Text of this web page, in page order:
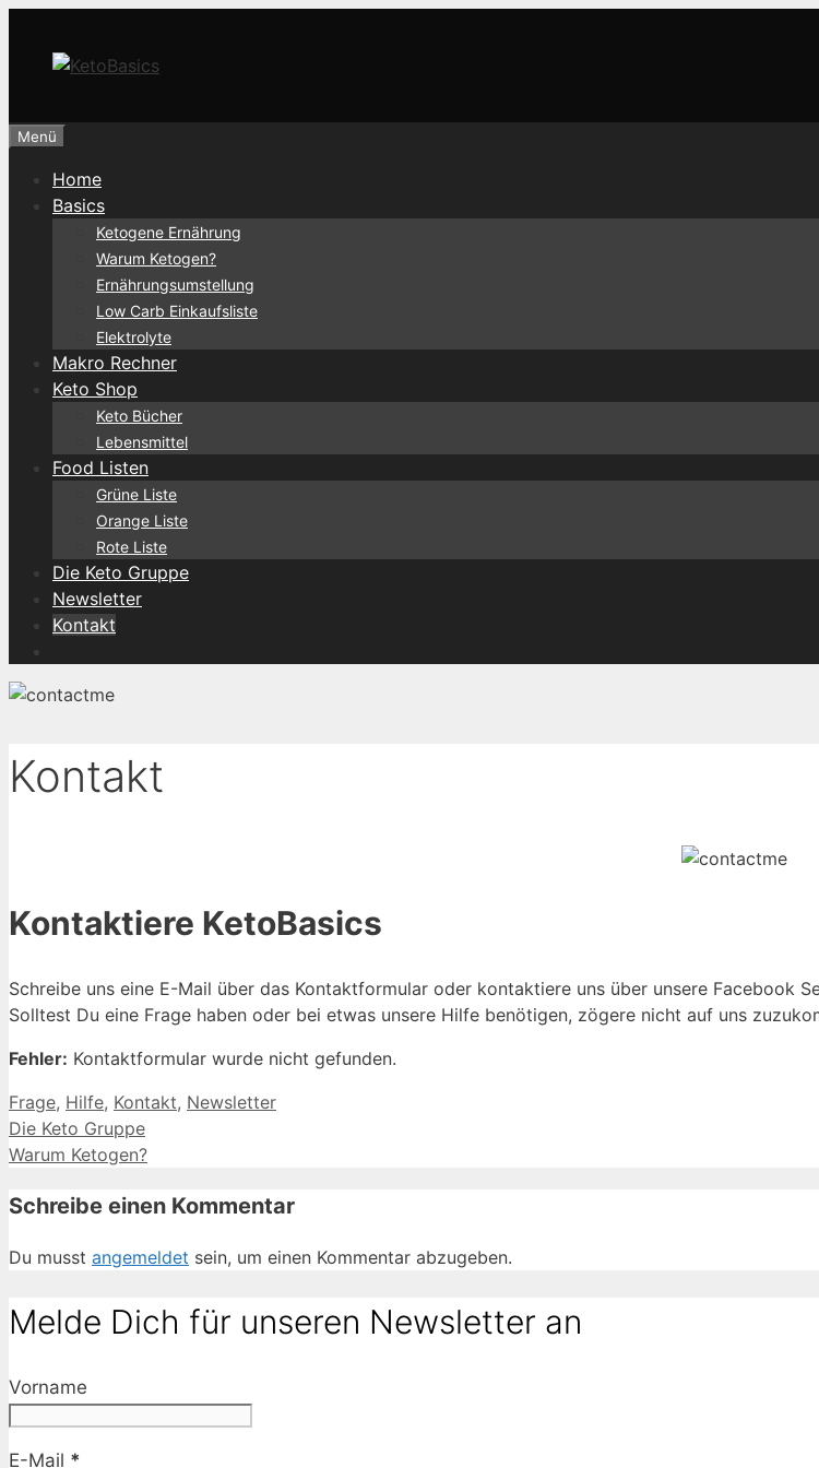
springen
Menü
Home
Basics
Ketogene Ernährung
Warum Ketogen?
Ernährungsumstellung
Low Carb Einkaufsliste
Elektrolyte
Makro Rechner
Keto Shop
Keto Bücher
Lebensmittel
Food Listen
Grüne Liste
Orange Liste
Rote Liste
Die Keto Gruppe
Newsletter
Kontakt
Kontakt
Kontaktiere KetoBasics
Schreibe uns eine E-Mail über das Kontaktformular oder kontaktiere uns über unsere Facebook
Solltest Du eine Frage haben oder bei etwas unsere Hilfe benötigen, zögere nicht auf uns
Fehler: Kontaktformular wurde nicht gefunden.
Schlagwörter
Frage, Hilfe, Kontakt, Newsletter
Die Keto Gruppe
Warum Ketogen?
Schreibe einen Kommentar
Du musst angemeldet sein, um einen Kommentar abzugeben.
Melde Dich für unseren Newsletter an
Vorname
E-Mail *